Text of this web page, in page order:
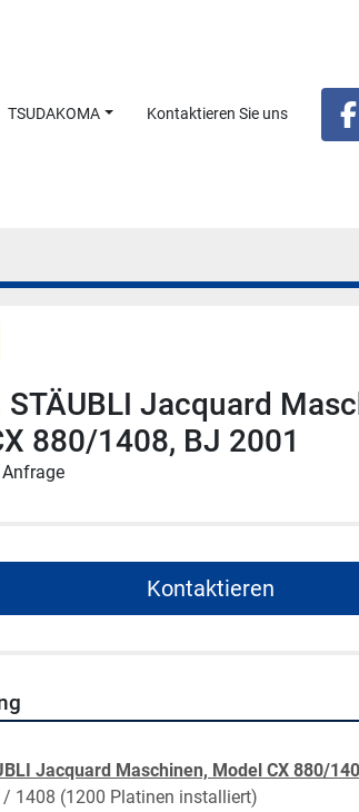
TSUDAKOMA Kontaktieren Sie uns
STÄUBLI Jacquard
880/1408, BJ 2001
Kontaktieren
Jacquard Maschinen, Model CX 880/
/ 1408 (1200 Platinen installiert)